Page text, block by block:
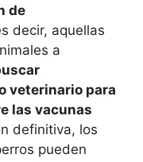
de
decir, aquellas
a
veterinario para
las vacunas
definitiva, los
pueden